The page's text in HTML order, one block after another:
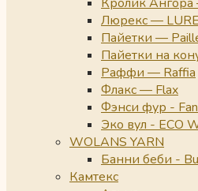
Люрекс —
Пайетки —
Пайетки на
Раффи — Raffia
Флакс — Flax
Фэнси фур -
Эко вул - ECO
WOLANS YARN
Банни беби -
Камтекс